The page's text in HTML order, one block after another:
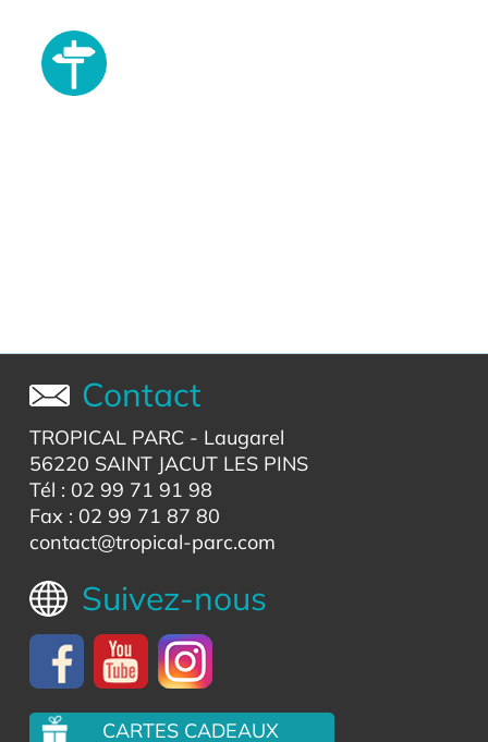
Contact
TROPICAL PARC- Laugarel
56220 SAINT JACUT LES PINS
Tél : 02 99 71 91 98
Fax : 02 99 71 87 80
contact@tropical-parc.com
Suivez-nous
CARTES CADEAUX